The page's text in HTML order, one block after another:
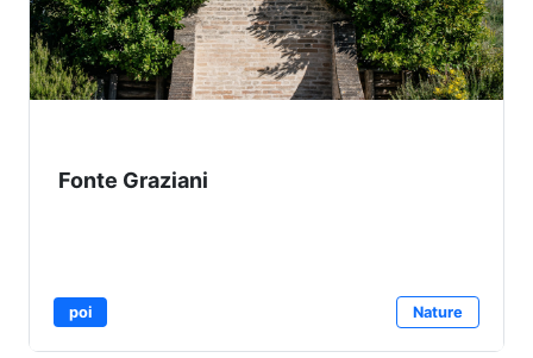
Fonte Graziani
poi Nature